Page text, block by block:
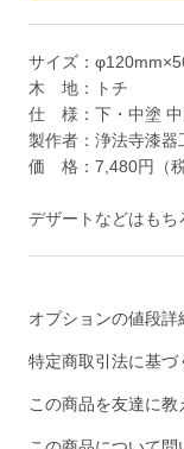
サイズ：
木 地：トチ
仕 様：下・中塗 中
製作者：浄法寺漆器
価 格：7,480円（税
デザートなどはもち
オプションの値段詳
特定商取引法に基づ
この商品を友達に教